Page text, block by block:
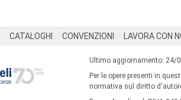
CATALOGHI CONVENZIONI LAVORA CON
Ultimo aggiornamento: 24/
Per le opere presenti in
normativa sul diritto